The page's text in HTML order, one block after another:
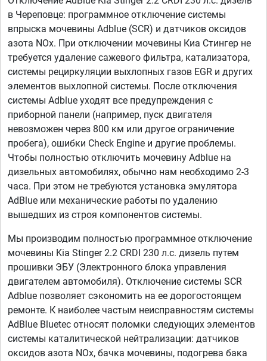
в Череповце: программное отключение системы
впрыска мочевины Adblue (SCR) и датчиков оксидов
азота NOx. При отключении мочевины Киа Стингер не
требуется удаление сажевого фильтра, катализатора,
системы рециркуляции выхлопных газов EGR и других
элементов выхлопной системы. После отключения
системы Adblue уходят все предупреждения с
приборной панели (например, пуск двигателя
невозможен через 800 км или другое ограничение
пробега), ошибки Check Engine и другие проблемы.
Чтобы полностью отключить мочевину Adblue на
дизельных автомобилях, обычно нам необходимо 2-3
часа. При этом не требуются установка эмулятора
AdBlue или механические работы по удалению
вышедших из строя компонентов системы.
Мы производим полностью программное отключение
мочевины Kia Stinger 2.2 CRDI 230 л.с. дизель путем
прошивки ЭБУ (Электронного блока управления
двигателем автомобиля). Отключение системы SCR
Adblue позволяет сэкономить на ее дорогостоящем
ремонте. К наиболее частым неисправностям системы
AdBlue Bluetec относят поломки следующих элементов
системы каталитической нейтрализации: датчиков
оксидов азота NOx, бачка мочевины, подогрева бака